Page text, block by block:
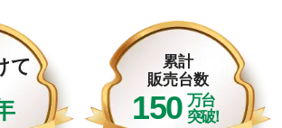
て
累計
販売台数
150 万台
突破